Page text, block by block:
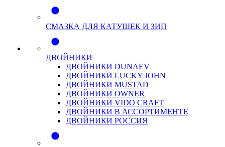
СМАЗКА ДЛЯ КАТУШЕК И ЗИП
ДВОЙНИКИ
ДВОЙНИКИ DUNAEV
ДВОЙНИКИ LUCKY JOHN
ДВОЙНИКИ MUSTAD
ДВОЙНИКИ OWNER
ДВОЙНИКИ VIDO CRAFT
ДВОЙНИКИ В АССОРТИМЕНТЕ
ДВОЙНИКИ РОССИЯ